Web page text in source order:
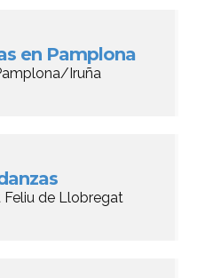
en Pamplona
Iruña
de Llobregat